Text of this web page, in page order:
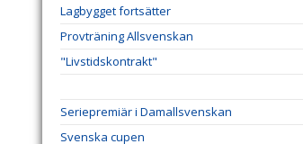
Lagbygget fortsätter
Provträning Allsvenskan
"Livstidskontrakt"
Seriepremiär i Damallsvenskan
Svenska cupen